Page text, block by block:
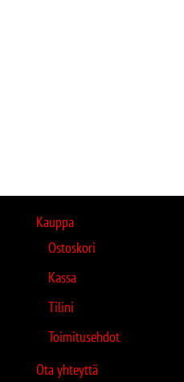
Kauppa
Ostoskori
Kassa
Tilini
Toimitusehdot
Ota yhteyttä